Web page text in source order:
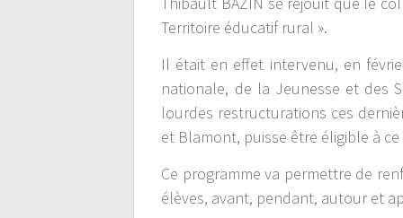
Territoire éducatif rural ».
Il était en effet intervenu, en
nationale, de la Jeunesse et des
lourdes restructurations ces
et Blamont, puisse être éligible à ce
Ce programme va permettre de
élèves, avant, pendant, autour et